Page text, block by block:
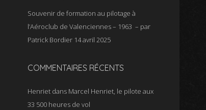
Souvenir de formation au pilotage à
l’Aéroclub de Valenciennes – 1963 – par
Patrick Bordier 14 avril 2025
COMMENTAIRES RÉCENTS
Henriet dans Marcel Henriet, le pilote aux
33 500 heures de vol